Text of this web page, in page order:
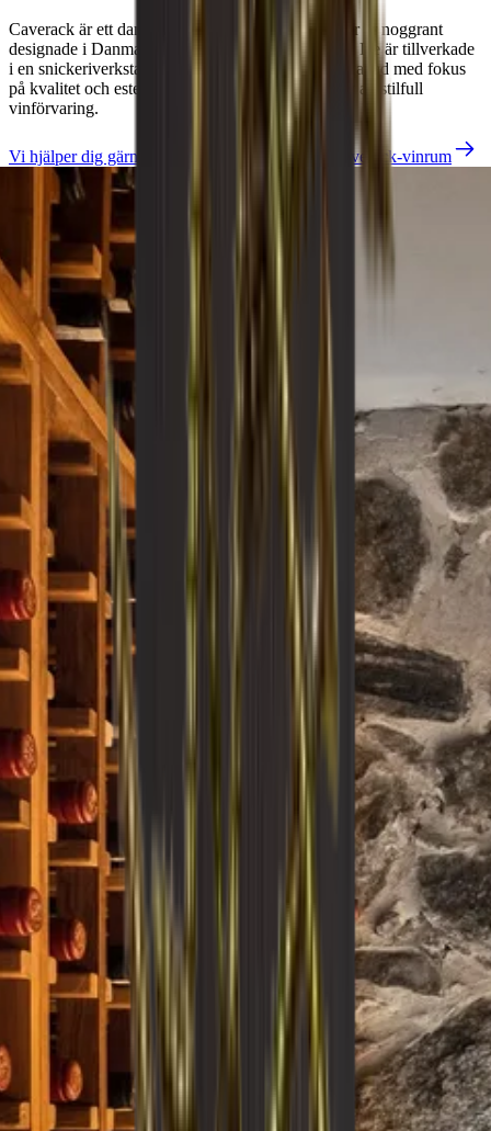
Caverack är ett danskt varumärke och alla moduler är noggrant
designade i Danmark av våra inredningsarkitekter. De är tillverkade
i en snickeriverkstad i Europa. Varje vinhylla är skapad med fokus
på kvalitet och estetik för att tillgodose dina behov av stilfull
vinförvaring.
Vi hjälper dig gärna att designa och bygga ditt Caverack-vinrum